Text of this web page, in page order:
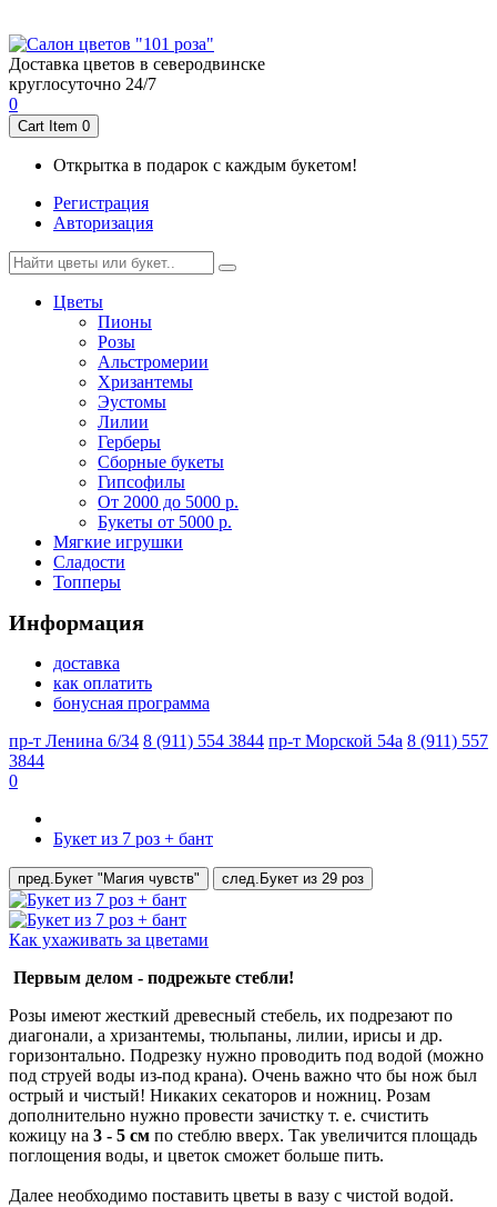
Доставка цветов в северодвинске
круглосуточно 24/7
0
Cart Item 0
Открытка в подарок с каждым букетом!
Регистрация
Авторизация
Цветы
Пионы
Розы
Альстромерии
Хризантемы
Эустомы
Лилии
Герберы
Cборные букеты
Гипсофилы
От 2000 до 5000 р.
Букеты от 5000 р.
Мягкие игрушки
Сладости
Топперы
Информация
доставка
как оплатить
бонусная программа
пр-т Ленина 6/34 8 (911) 554 3844 пр-т Морской 54а 8 (911) 557
3844
0
Букет из 7 роз + бант
пред. Букет "Магия чувств" след. Букет из 29 роз
Как ухаживать за цветами
Первым делом - подрежьте стебли!
Розы имеют жесткий древесный стебель, их подрезают по
диагонали, а хризантемы, тюльпаны, лилии, ирисы и др.
горизонтально. Подрезку нужно проводить под водой (можно
под струей воды из-под крана). Очень важно что бы нож был
острый и чистый! Никаких секаторов и ножниц. Розам
дополнительно нужно провести зачистку т. е. счистить
кожицу на 3 - 5 см по стеблю вверх. Так увеличится площадь
поглощения воды, и цветок сможет больше пить.
Далее необходимо поставить цветы в вазу с чистой водой.